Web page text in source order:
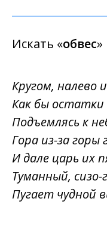
Искать «обвес»
Кругом, налево
Как бы
Подъемлясь к
Гора из-за горы
И дале царь их
Туманный, сизо-
Пугает чудной